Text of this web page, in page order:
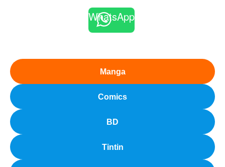
WhatsApp
Manga
Comics
BD
Tintin